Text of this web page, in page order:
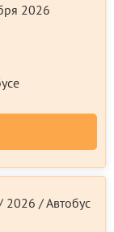
2026
/ Автобус